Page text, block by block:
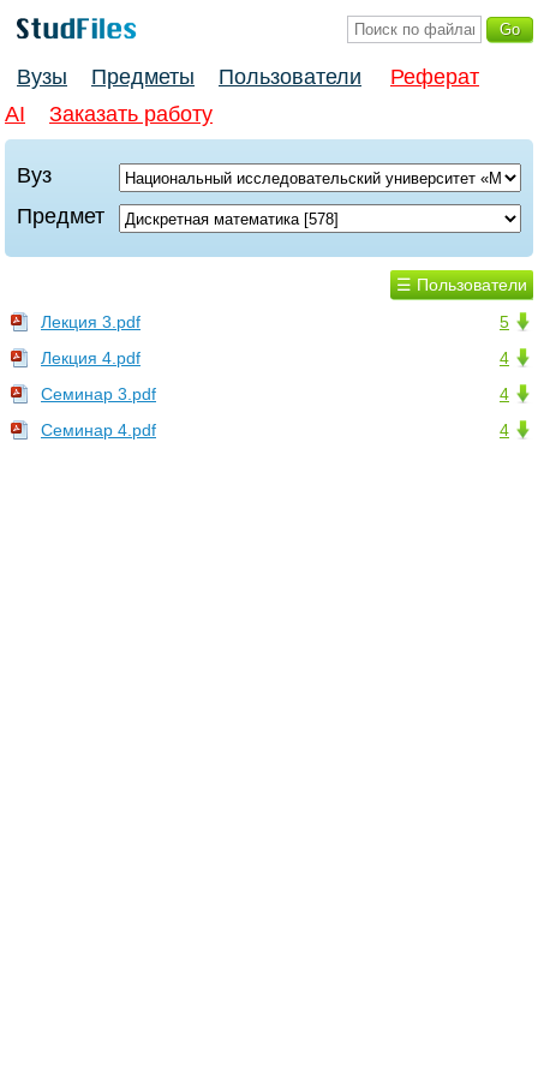
Вузы Предметы Пользователи
Реферат
AI
Заказать работу
Вуз
Предмет
☰ Пользователи
5
Лекция 3.pdf
4
Лекция 4.pdf
4
Семинар 3.pdf
4
Семинар 4.pdf